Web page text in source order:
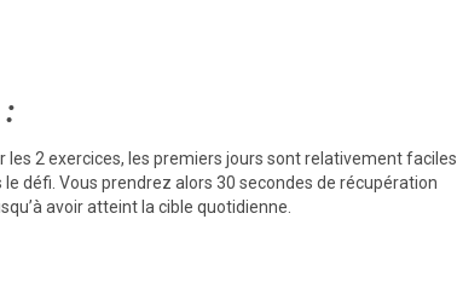
:
2 exercices, les premiers jours sont relativement faciles
défi. Vous prendrez alors 30 secondes de récupération
avoir atteint la cible quotidienne.